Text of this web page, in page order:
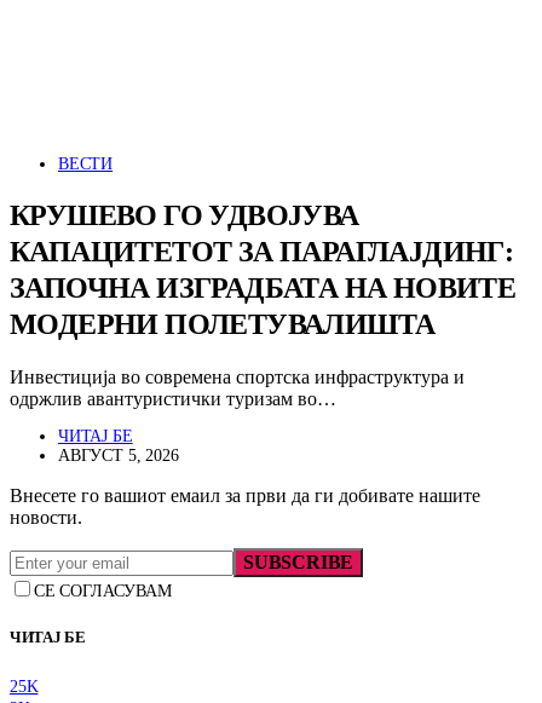
ВЕСТИ
КРУШЕВО ГО УДВОЈУВА
КАПАЦИТЕТОТ ЗА ПАРАГЛАЈДИНГ:
ЗАПОЧНА ИЗГРАДБАТА НА НОВИТЕ
МОДЕРНИ ПОЛЕТУВАЛИШТА
Инвестиција во современа спортска инфраструктура и
одржлив авантуристички туризам во…
ЧИТАЈ БЕ
АВГУСТ 5, 2026
Внесете го вашиот емаил за први да ги добивате нашите
новости.
SUBSCRIBE
СЕ СОГЛАСУВАМ
ЧИТАЈ БЕ
25K